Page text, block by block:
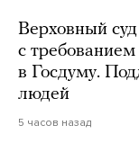
Верховный
с
в Госдуму.
людей
5 часов назад